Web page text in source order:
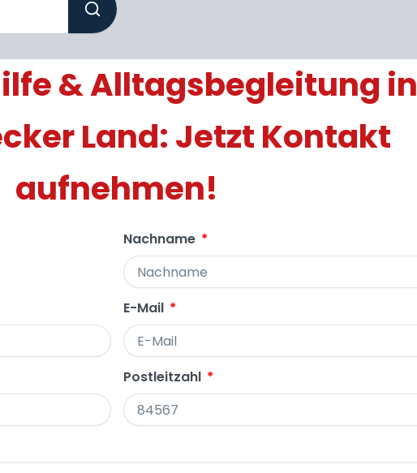
& Alltagsbegleitung in
Land: Jetzt Kontakt
aufnehmen!
Nachname
E-Mail
Postleitzahl